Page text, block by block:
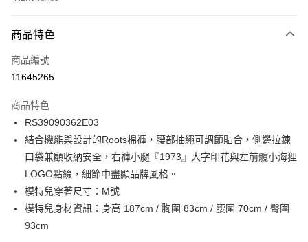
信用卡一次付款
信用卡分期付款
合作金庫商業銀行
華南商業銀行
上海商業儲蓄銀行
台北富邦商業銀行
國泰世華商業銀行
兆豐國際商業銀行
臺灣中小企業銀行
台中商業銀行
匯豐（台灣）商業銀行
聯邦商業銀行
元大商業銀行
永豐商業銀行
玉山商業銀行
6 期 0 利率 每期
華南商業銀行
彰化商業銀行
上海商業儲蓄銀行
台北富邦商業銀行
國泰世華商業銀行
兆豐國際商業銀行
臺灣中小企業銀行
匯豐（台灣）商業銀行
華泰商業銀行
LINE Pay
Apple Pay
街口支付
運送方式
商品特色
商品編號
11645265
商品特色
RS39090362E03
結合機能與設計的Roots棉褲，腰部抽繩可調節貼合，側邊拉鍊
口袋兼顧收納安全，右褲小腿『1973』大字印花與左前髖小海狸
LOGO點綴，細節中盡顯品牌風格。
模特兒穿著尺寸：M號
模特兒身材資訊：身高 187cm / 胸圍 83cm / 腰圍 70cm / 臀圍
93cm